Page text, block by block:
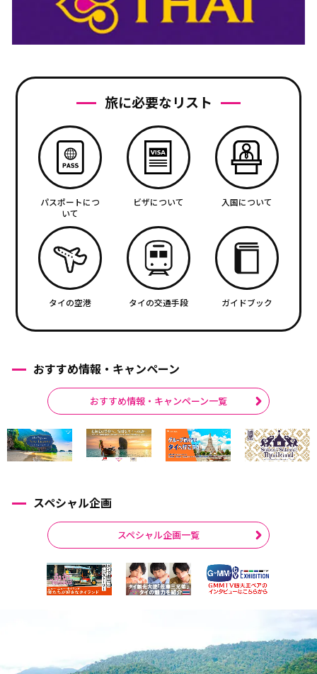
旅に必要なリスト
パスポートにつ
いて
ビザについて 入国について
タイの空港 タイの交通手段 ガイドブック
おすすめ情報・キャンペーン
おすすめ情報・キャンペーン一覧
スペシャル企画
スペシャル企画一覧